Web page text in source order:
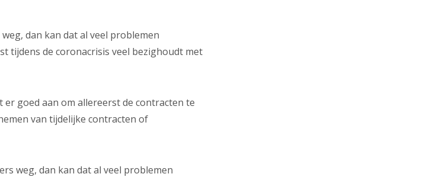
dan kan dat al veel problemen
tijdens de coronacrisis veel bezighoudt met
goed aan om allereerst de contracten te
van tijdelijke contracten of
weg, dan kan dat al veel problemen